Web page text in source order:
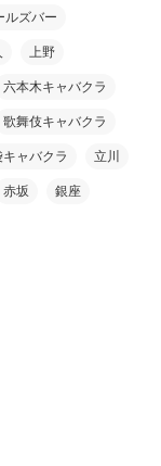
ルズバー
上野
六本木キャバクラ
歌舞伎キャバクラ
キャバクラ 立川
赤坂 銀座